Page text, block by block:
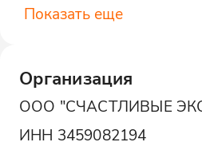
Показать еще
Организация
ООО "СЧАСТЛИВЫЕ
ИНН 3459082194